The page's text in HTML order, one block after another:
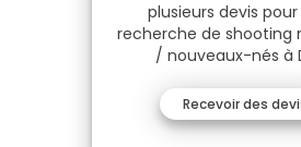
plusieurs devis
recherche de shooting
/ nouveaux-nés à
Recevoir des